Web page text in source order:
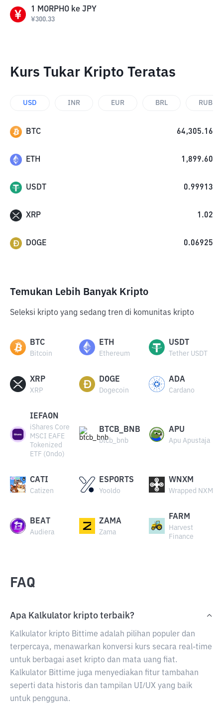
1 MORPHO ke JPY
¥300.33
Kurs Tukar Kripto Teratas
USD INR EUR BRL RUB
BTC 64,305.16
ETH 1,899.60
USDT 0.99913
XRP 1.02
DOGE 0.06925
Temukan Lebih Banyak Kripto
Seleksi kripto yang sedang tren di komunitas kripto
BTC
Bitcoin
ETH
Ethereum
USDT
Tether USDT
XRP
XRP
DOGE
Dogecoin
ADA
Cardano
IEFAON
iShares Core
MSCI EAFE
Tokenized
ETF (Ondo)
BTCB_BNB
btcb_bnb
APU
Apu Apustaja
CATI
Catizen
ESPORTS
Yooldo
WNXM
Wrapped NXM
BEAT
Audiera
ZAMA
Zama
FARM
Harvest
Finance
FAQ
Apa Kalkulator kripto terbaik?
Kalkulator kripto Bittime adalah pilihan populer dan
terpercaya, menawarkan konversi kurs secara real-time
untuk berbagai aset kripto dan mata uang fiat.
Kalkulator Bittime juga menyediakan fitur tambahan
seperti data historis dan tampilan UI/UX yang baik
untuk pengguna.